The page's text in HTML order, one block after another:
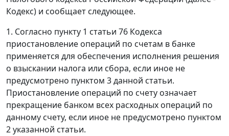
Кодекс) и сообщает следующее.
1. Согласно пункту 1 статьи 76 Кодекса
приостановление операций по счетам в банке
применяется для обеспечения исполнения решения
о взыскании налога или сбора, если иное не
предусмотрено пунктом 3 данной статьи.
Приостановление операций по счету означает
прекращение банком всех расходных операций по
данному счету, если иное не предусмотрено пунктом
2 указанной статьи.